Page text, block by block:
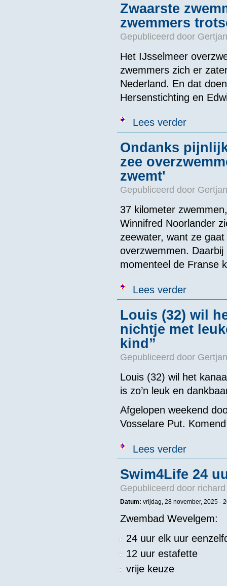
Zwaarste
zwemmers
Gepubliceerd door
Het IJsselmeer
zwemmers zich er
Nederland. En dat
Hersenstichting en
Lees verderover
Ondanks
zee
zwemt'
Gepubliceerd door
37 kilometer
Winnifred Noorlander
zeewater, want ze
overzwemmen.
momenteel de Franse
Lees verderover Ondanks
Louis (32) wil
nichtje met
kind”
Gepubliceerd door
Louis (32) wil het
is zo’n leuk en
Afgelopen weekend
Vosselare Put.
Lees verderover Louis
Swim4Life 24
Gepubliceerd door
Datum: vrijdag, 28 november, 2025 -
Zwembad Wevelgem:
24 uur elk uur
12 uur estafette
vrije keuze